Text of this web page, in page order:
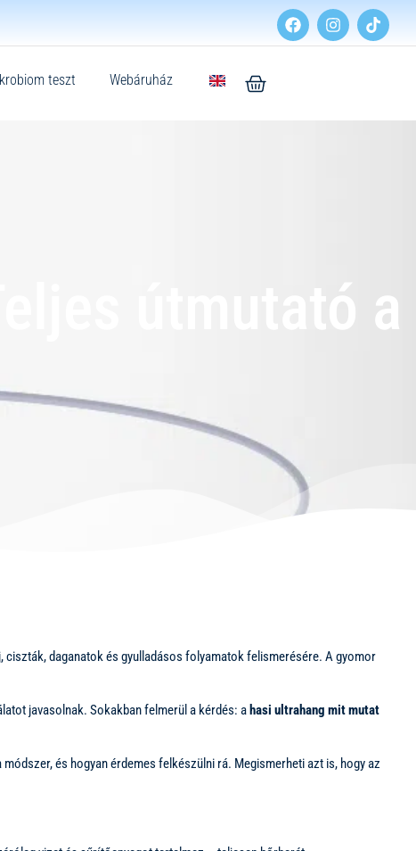
teszt Webáruház
útmutató a
ciszták, daganatok és gyulladásos folyamatok felismerésére. A gyomor
javasolnak. Sokakban felmerül a kérdés: a hasi ultrahang mit mutat
és hogyan érdemes felkészülni rá. Megismerheti azt is, hogy az